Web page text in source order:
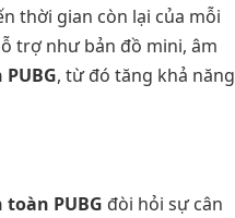
thời gian còn lại của mỗi
trợ như bản đồ mini, âm
, từ đó tăng khả năng
PUBG đòi hỏi sự cân